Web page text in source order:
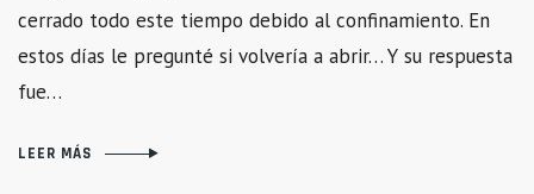
cerrado todo este tiempo debido al confinamiento. En
estos días le pregunté si volvería a abrir… Y su respuesta
fue…
LEER MÁS